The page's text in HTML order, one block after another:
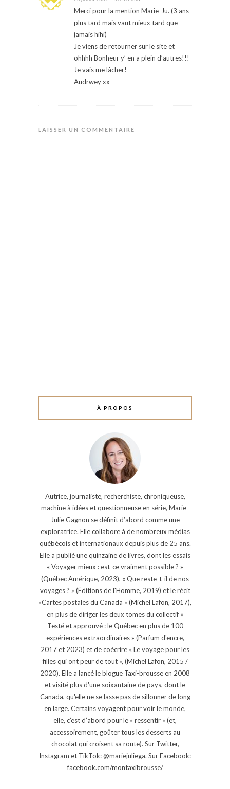
Merci pour la mention Marie-Ju. (3 ans
plus tard mais vaut mieux tard que
jamais hihi)
Je viens de retourner sur le site et
ohhhh Bonheur y’ en a plein d’autres!!!
Je vais me lâcher!
Audrwey xx
LAISSER UN COMMENTAIRE
À PROPOS
Autrice, journaliste, recherchiste, chroniqueuse,
machine à idées et questionneuse en série, Marie-
Julie Gagnon se définit d’abord comme une
exploratrice. Elle collabore à de nombreux médias
québécois et internationaux depuis plus de 25 ans.
Elle a publié une quinzaine de livres, dont les essais
« Voyager mieux : est-ce vraiment possible ? »
(Québec Amérique, 2023), « Que reste-t-il de nos
voyages ? » (Éditions de l'Homme, 2019) et le récit
«Cartes postales du Canada » (Michel Lafon, 2017),
en plus de diriger les deux tomes du collectif «
Testé et approuvé : le Québec en plus de 100
expériences extraordinaires » (Parfum d'encre,
2017 et 2023) et de coécrire « Le voyage pour les
filles qui ont peur de tout », (Michel Lafon, 2015 /
2020). Elle a lancé le blogue Taxi-brousse en 2008
et visité plus d'une soixantaine de pays, dont le
Canada, qu'elle ne se lasse pas de sillonner de long
en large. Certains voyagent pour voir le monde,
elle, c’est d’abord pour le « ressentir » (et,
accessoirement, goûter tous les desserts au
chocolat qui croisent sa route). Sur Twitter,
Instagram et TikTok: @mariejuliega. Sur Facebook:
facebook.com/montaxibrousse/